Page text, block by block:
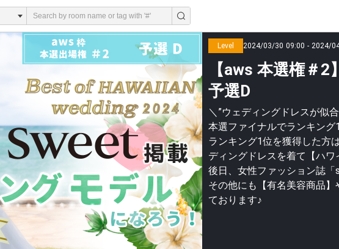
Level 2024/03/30 09:00 - 2024/
【aws 本選権＃
予選D
＼”ウェディングドレスが似
本選ファイナルでランキン
ランキング1位を獲得した方
ディングドレスを着て【ハワ
後日、女性ファッション誌
その他にも【有名美容商品
ております♪